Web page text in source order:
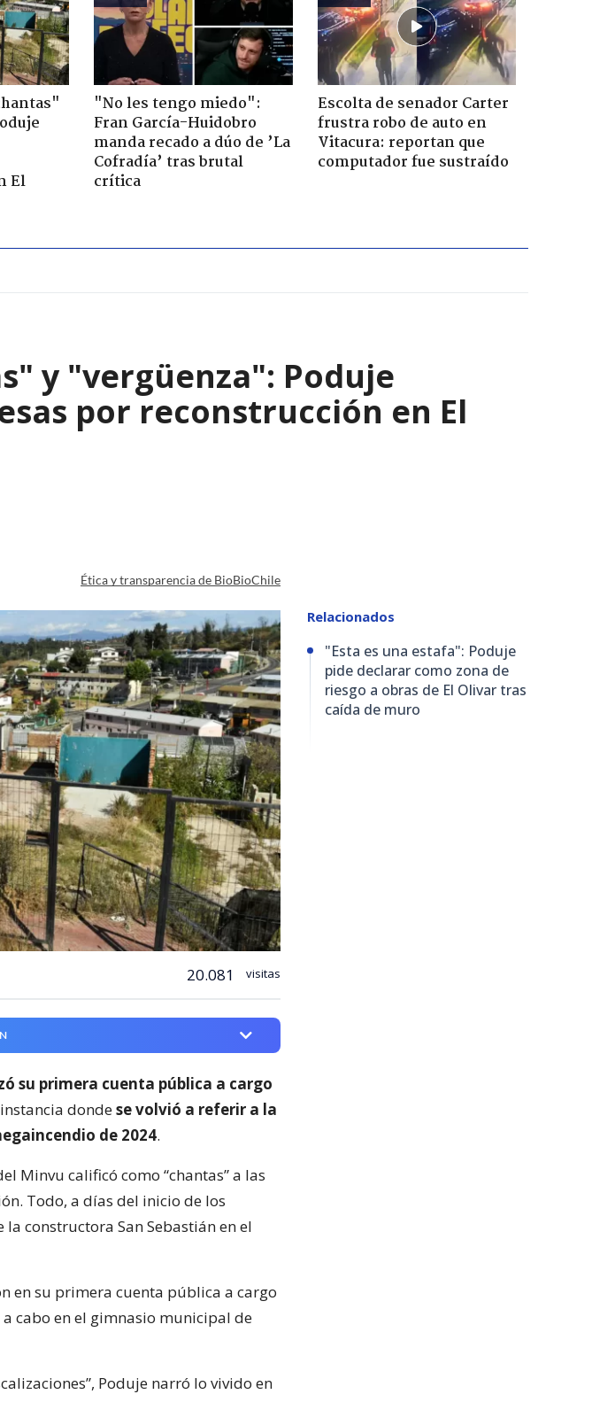
El
"No les tengo miedo":
Fran García-Huidobro
manda recado a dúo de ’La
Cofradía’ tras brutal
crítica
Escolta de senador Carter
frustra robo de auto en
Vitacura: reportan que
computador fue sustraído
y "vergüenza": Poduje
por reconstrucción en El
Ética y transparencia de BioBioChile
20.081 visitas
su primera cuenta pública a cargo
dondese volvió a referir a la
de 2024.
Minvu calificó como “chantas” a las
Todo, a días del inicio de los
constructora San Sebastián en el
en su primera cuenta pública a cargo
cabo en el gimnasio municipal de
Poduje narró lo vivido en
Relacionados
"Esta es una estafa": Poduje
pide declarar como zona de
riesgo a obras de El Olivar tras
caída de muro